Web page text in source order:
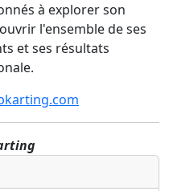
à explorer son
l'ensemble de ses
et ses résultats